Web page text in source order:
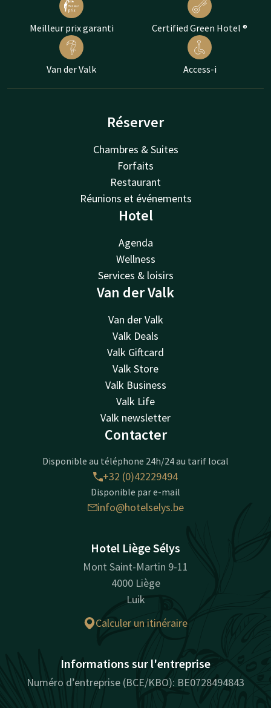
Meilleur prix garanti Certified Green Hotel ®
Van der Valk Access-i
Réserver
Chambres & Suites
Forfaits
Restaurant
Réunions et événements
Hotel
Agenda
Wellness
Services & loisirs
Van der Valk
Van der Valk
Valk Deals
Valk Giftcard
Valk Store
Valk Business
Valk Life
Valk newsletter
Contacter
Disponible au téléphone 24h/24 au tarif local
+32 (0)42229494
Disponible par e-mail
info@hotelselys.be
Hotel Liège Sélys
Mont Saint-Martin 9-11
4000 Liège
Luik
Calculer un itinéraire
Informations sur l'entreprise
Numéro d’entreprise (BCE/KBO): BE0728494843